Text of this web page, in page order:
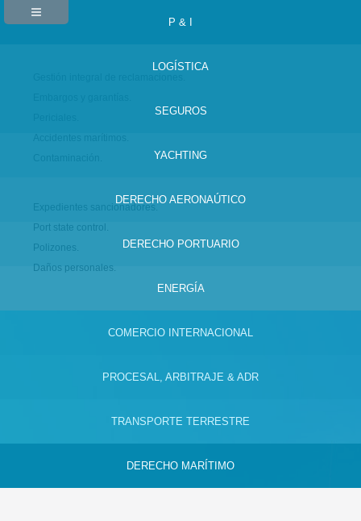
P & I
Expedientes sancionadores.
Port state control.
Polizones.
Daños personales.
LOGÍSTICA
SEGUROS
YACHTING
DERECHO AERONAÚTICO
DERECHO PORTUARIO
ENERGÍA
COMERCIO INTERNACIONAL
PROCESAL, ARBITRAJE & ADR
TRANSPORTE TERRESTRE
DERECHO MARÍTIMO